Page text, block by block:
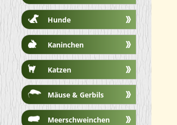
Hunde
Kaninchen
Katzen
Mäuse & Gerbils
Meerschweinchen